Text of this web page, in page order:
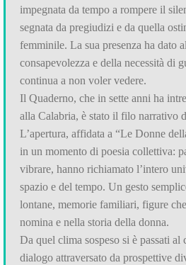
impegnata da tempo a rompere il
segnata da pregiudizi e da quella
femminile. La sua presenza ha dato
consapevolezza e della necessità di
continua a non voler vedere.
Il Quaderno, che in sette anni ha
alla Calabria, è stato il filo narrativo
L’apertura, affidata a “Le Donne
in un momento di poesia collettiva:
vibrare, hanno richiamato l’intero
spazio e del tempo. Un gesto
lontane, memorie familiari, figure
nomina e nella storia della donna.
Da quel clima sospeso si è passati
dialogo attraversato da prospettive